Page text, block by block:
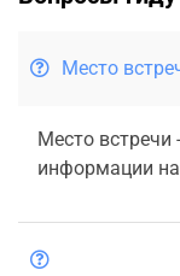
Место
Место встречи
информации